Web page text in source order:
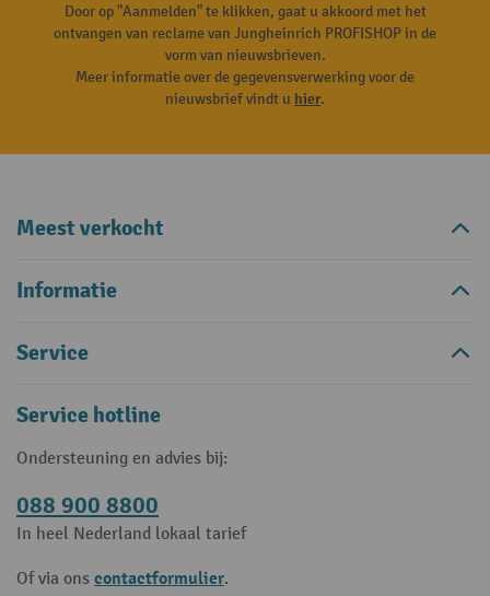
Door op "Aanmelden" te klikken, gaat u akkoord met het
ontvangen van reclame van Jungheinrich PROFISHOP in de
vorm van nieuwsbrieven.
Meer informatie over de gegevensverwerking voor de
nieuwsbrief vindt u hier.
Meest verkocht
Informatie
Service
Service hotline
Ondersteuning en advies bij:
088 900 8800
In heel Nederland lokaal tarief
Of via ons contactformulier.